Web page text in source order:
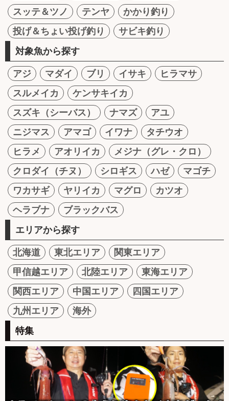
スッテ＆ツノ
テンヤ
かかり釣り
投げ＆ちょい投げ釣り
サビキ釣り
対象魚から探す
アジ マダイ ブリ イサキ
ヒラマサ
スルメイカ
ケンサキイカ
スズキ（シーバス）
ナマズ
アユ
ニジマス
アマゴ イワナ
タチウオ
ヒラメ
アオリイカ
メジナ（グレ・クロ）
クロダイ（チヌ）
シロギス ハゼ
マゴチ
ワカサギ
ヤリイカ マグロ
カツオ
ヘラブナ
ブラックバス
エリアから探す
北海道 東北エリア
関東エリア
甲信越エリア
北陸エリア
東海エリア
関西エリア
中国エリア
四国エリア
九州エリア
海外
特集